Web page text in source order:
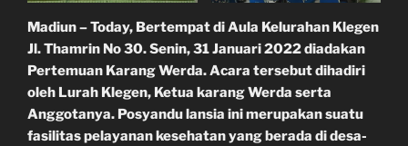
Madiun – Today, Bertempat di Aula Kelurahan Klegen
Jl. Thamrin No 30. Senin, 31 Januari 2022 diadakan
Pertemuan Karang Werda. Acara tersebut dihadiri
oleh Lurah Klegen, Ketua karang Werda serta
Anggotanya. Posyandu lansia ini merupakan suatu
fasilitas pelayanan kesehatan yang berada di desa-